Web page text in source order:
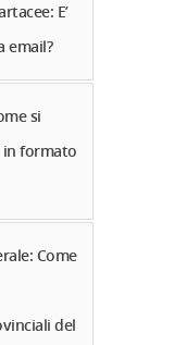
E’
email?
si
in formato
Come
del